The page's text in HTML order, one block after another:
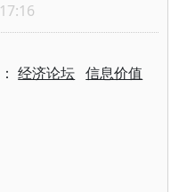
经济论坛 信息价值